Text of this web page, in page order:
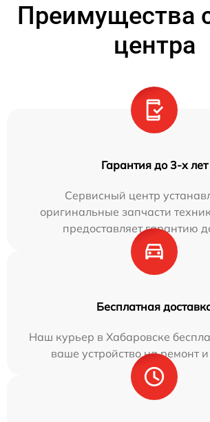
Преимущества
центра
Гарантия до 3-х лет
Сервисный центр
оригинальные запчасти
предоставляет гарантию
Бесплатная
Наш курьер в Хабаровске
ваше устройство на ремонт